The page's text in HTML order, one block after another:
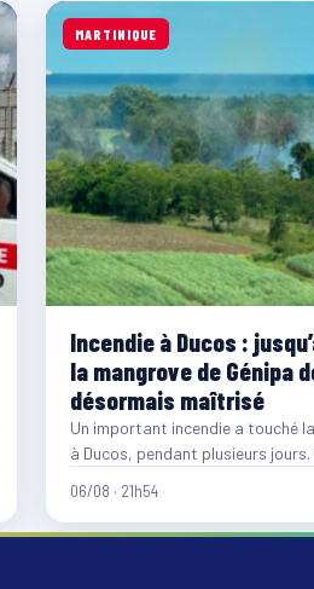
MARTINIQUE
Incendie à Ducos :
la mangrove de Génipa
désormais maîtrisé
Un important incendie a touché
à Ducos, pendant plusieurs
06/08 · 21h54